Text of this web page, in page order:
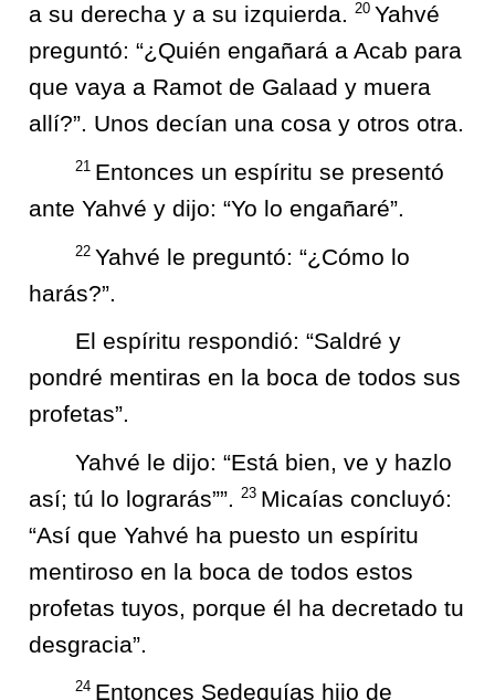
a su derecha y a su izquierda. 20 Yahvé
preguntó: “¿Quién engañará a Acab para
que vaya a Ramot de Galaad y muera
allí?”. Unos decían una cosa y otros otra.
21 Entonces un espíritu se presentó
ante Yahvé y dijo: “Yo lo engañaré”.
22 Yahvé le preguntó: “¿Cómo lo
harás?”.
El espíritu respondió: “Saldré y
pondré mentiras en la boca de todos sus
profetas”.
Yahvé le dijo: “Está bien, ve y hazlo
así; tú lo lograrás””.
23 Micaías concluyó:
“Así que Yahvé ha puesto un espíritu
mentiroso en la boca de todos estos
profetas tuyos, porque él ha decretado tu
desgracia”.
24 Entonces Sedequías hijo de